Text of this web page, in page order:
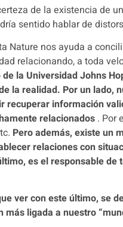
de la existencia de
sentido hablar de
Nature nos ayuda a
relacionando, a toda
la Universidad Johns
la realidad. Por un lado,
recuperar información
relacionados . Por
Pero además, existe un
relaciones con
es el responsable de
ver con este último, se
más ligada a nuestro